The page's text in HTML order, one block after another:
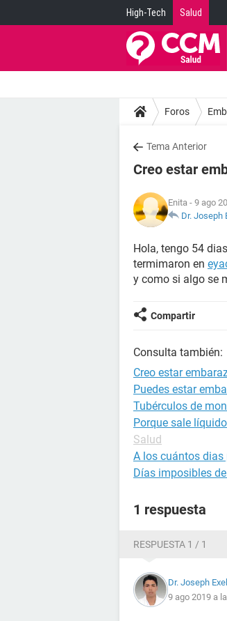
High-Tech Salud
Foros
Tema Anterior
Creo estar
Enita - 9 ago
Dr. Joseph
Hola, tengo 54
termimaron en
y como si algo se
Compartir
Consulta también:
Creo estar
Puedes estar
Tubérculos de
Porque sale
Salud
A los cuántos dias
Días imposibles
1 respuesta
RESPUESTA 1 / 1
Dr. Joseph
9 ago 2019 a